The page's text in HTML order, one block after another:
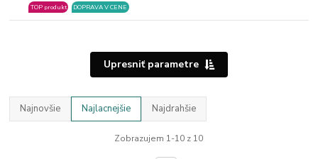
TOP produkt DOPRAVA V CENE
Upresniť parametre
Najnovšie Najlacnejšie Najdrahšie
Zobrazujem 1-10 z 10